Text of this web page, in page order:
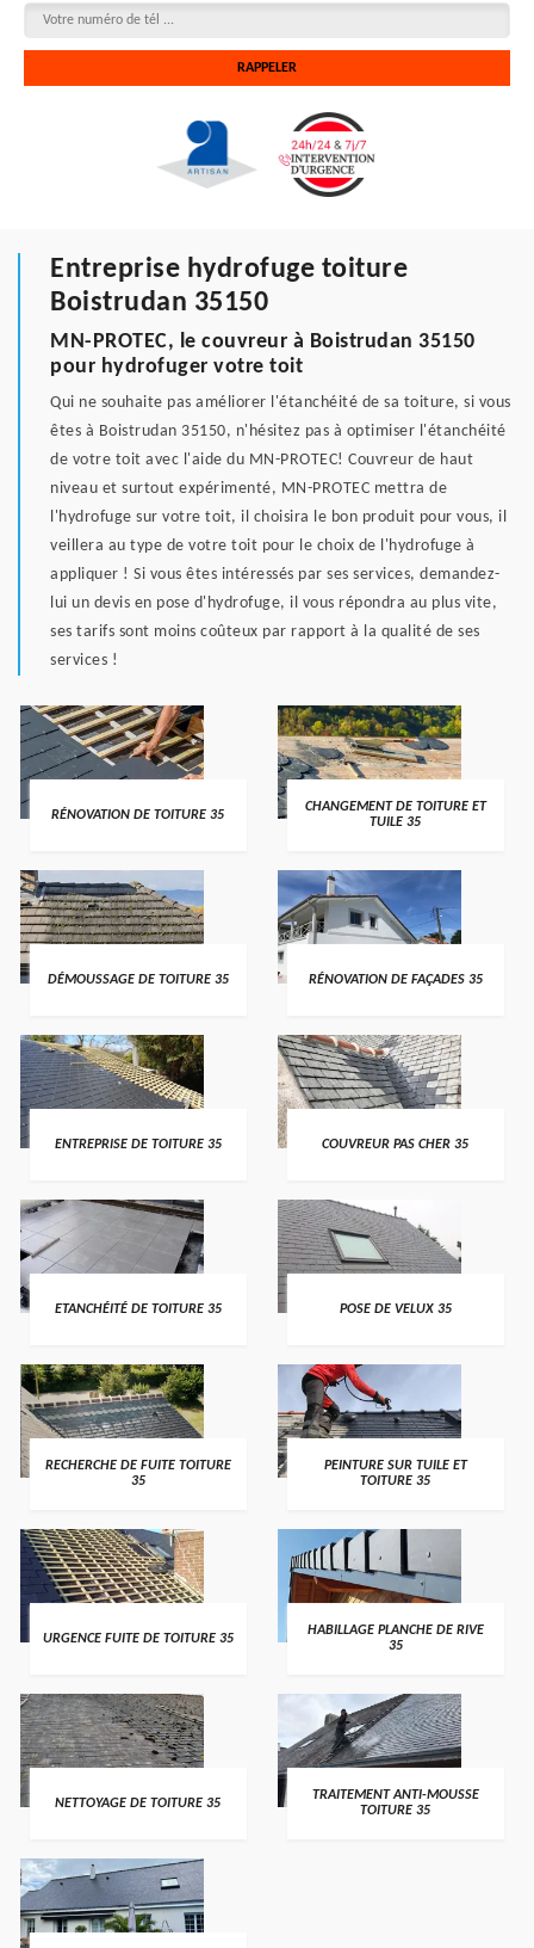
Entreprise hydrofuge toiture
Boistrudan 35150
MN-PROTEC, le couvreur à Boistrudan 35150
pour hydrofuger votre toit
Qui ne souhaite pas améliorer l'étanchéité de sa toiture, si vous
êtes à Boistrudan 35150, n'hésitez pas à optimiser l'étanchéité
de votre toit avec l'aide du MN-PROTEC! Couvreur de haut
niveau et surtout expérimenté, MN-PROTEC mettra de
l'hydrofuge sur votre toit, il choisira le bon produit pour vous, il
veillera au type de votre toit pour le choix de l'hydrofuge à
appliquer ! Si vous êtes intéressés par ses services, demandez-
lui un devis en pose d'hydrofuge, il vous répondra au plus vite,
ses tarifs sont moins coûteux par rapport à la qualité de ses
services !
RÉNOVATION DE TOITURE 35
CHANGEMENT DE TOITURE ET
TUILE 35
DÉMOUSSAGE DE TOITURE 35 RÉNOVATION DE FAÇADES 35
ENTREPRISE DE TOITURE 35 COUVREUR PAS CHER 35
ETANCHÉITÉ DE TOITURE 35 POSE DE VELUX 35
RECHERCHE DE FUITE TOITURE
35
PEINTURE SUR TUILE ET
TOITURE 35
URGENCE FUITE DE TOITURE 35
HABILLAGE PLANCHE DE RIVE
35
NETTOYAGE DE TOITURE 35
TRAITEMENT ANTI-MOUSSE
TOITURE 35